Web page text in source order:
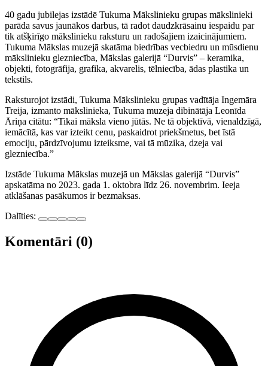
40 gadu jubilejas izstādē Tukuma Mākslinieku grupas mākslinieki
parāda savus jaunākos darbus, tā radot daudzkrāsainu iespaidu par
tik atšķirīgo mākslinieku raksturu un radošajiem izaicinājumiem.
Tukuma Mākslas muzejā skatāma biedrības vecbiedru un mūsdienu
mākslinieku glezniecība, Mākslas galerijā “Durvis” – keramika,
objekti, fotogrāfija, grafika, akvarelis, tēlniecība, ādas plastika un
tekstils.
Raksturojot izstādi, Tukuma Mākslinieku grupas vadītāja Ingemāra
Treija, izmanto mākslinieka, Tukuma muzeja dibinātāja Leonīda
Āriņa citātu: “Tikai māksla vieno jūtās. Ne tā objektīvā, vienaldzīgā,
iemācītā, kas var izteikt cenu, paskaidrot priekšmetus, bet īstā
emociju, pārdzīvojumu izteiksme, vai tā mūzika, dzeja vai
glezniecība.”
Izstāde Tukuma Mākslas muzejā un Mākslas galerijā “Durvis”
apskatāma no 2023. gada 1. oktobra līdz 26. novembrim. Ieeja
atklāšanas pasākumos ir bezmaksas.
Dalīties:
Komentāri (0)